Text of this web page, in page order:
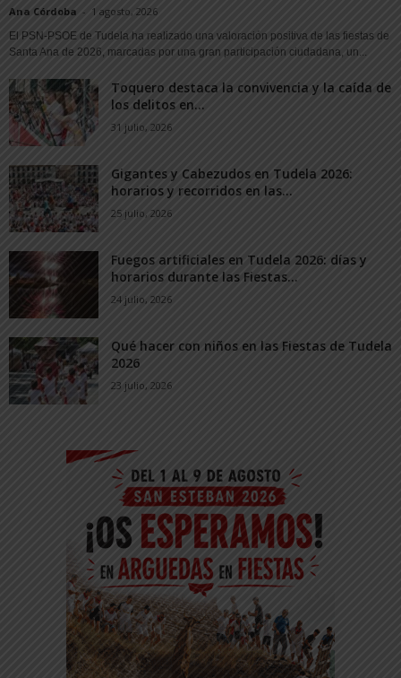
Ana Córdoba - 1 agosto, 2026
El PSN-PSOE de Tudela ha realizado una valoración positiva de las fiestas de
Santa Ana de 2026, marcadas por una gran participación ciudadana, un...
Toquero destaca la convivencia y la caída de
los delitos en...
31 julio, 2026
Gigantes y Cabezudos en Tudela 2026:
horarios y recorridos en las...
25 julio, 2026
Fuegos artificiales en Tudela 2026: días y
horarios durante las Fiestas...
24 julio, 2026
Qué hacer con niños en las Fiestas de Tudela
2026
23 julio, 2026